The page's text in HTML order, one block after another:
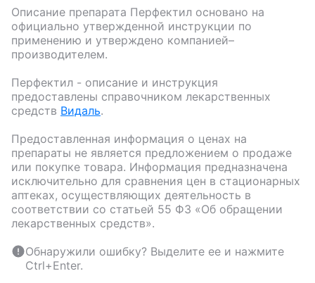
Описание препарата Перфектил основано на
официально утвержденной инструкции по
применению и утверждено компанией–
производителем.
Перфектил - описание и инструкция
предоставлены справочником лекарственных
средств Видаль.
Предоставленная информация о ценах на
препараты не является предложением о продаже
или покупке товара. Информация предназначена
исключительно для сравнения цен в стационарных
аптеках, осуществляющих деятельность в
соответствии со статьей 55 ФЗ «Об обращении
лекарственных средств».
Обнаружили ошибку? Выделите ее и нажмите
Ctrl+Enter.